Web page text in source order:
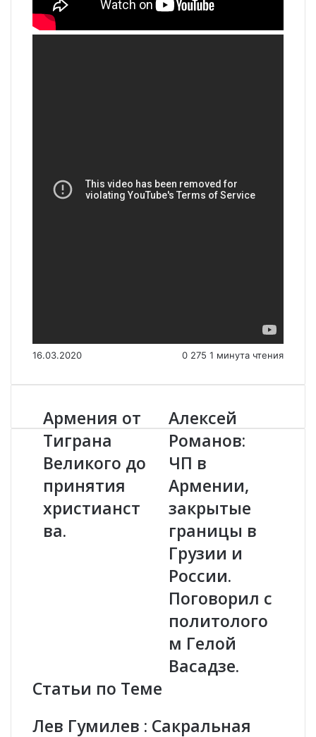
16.03.2020 0 275 1 минута чтения
А
р
е
н
и
о
т
и
о
Армения от
Тиграна
Великого до
принятия
христианст
ва.
А
л
е
к
е
Р
о
м
а
н
о
в
:
П
в
е
Алексей
Романов:
ЧП в
Армении,
закрытые
границы в
Грузии и
России.
Поговорил с
политолого
м Гелой
Васадзе.
Статьи по Теме
Лев Гумилев : Сакральная